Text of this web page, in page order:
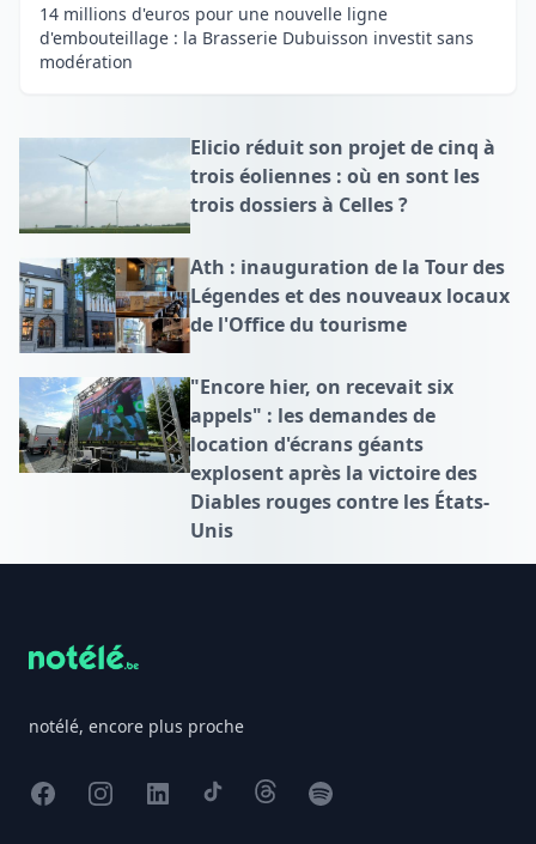
14 millions d'euros pour une nouvelle ligne
d'embouteillage : la Brasserie Dubuisson investit sans
modération
Elicio réduit son projet de cinq à
trois éoliennes : où en sont les
trois dossiers à Celles ?
Ath : inauguration de la Tour des
Légendes et des nouveaux locaux
de l'Office du tourisme
"Encore hier, on recevait six
appels" : les demandes de
location d'écrans géants
explosent après la victoire des
Diables rouges contre les États-
Unis
notélé, encore plus proche
FacebookInstagram
X TikTokThreadsSpotify